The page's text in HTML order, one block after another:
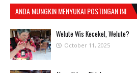
ANDA MUNGKIN MENYUKAI POSTINGAN INI
Welute Wis Kecekel, Welute?
October 11, 2025